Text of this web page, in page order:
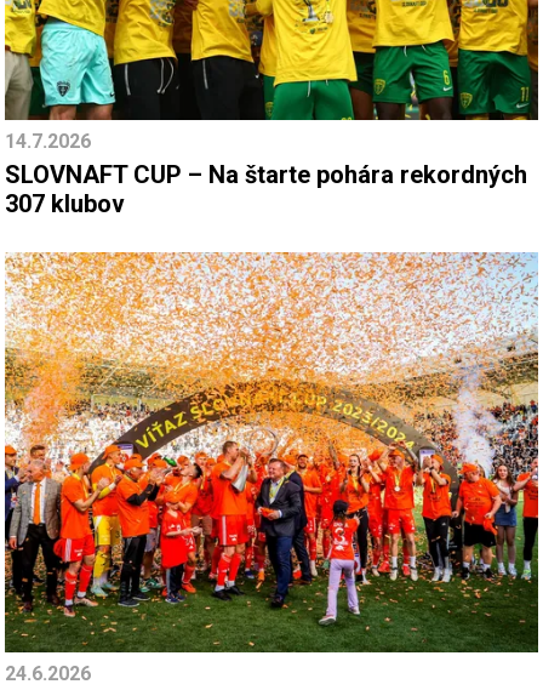
14.7.2026
SLOVNAFT CUP – Na štarte pohára rekordných
307 klubov
24.6.2026